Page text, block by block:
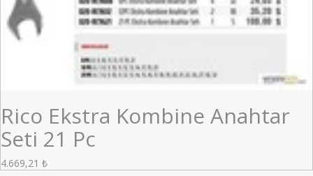
Rico Ekstra Kombine Anahtar
Seti 21 Pc
4.669,21 ₺